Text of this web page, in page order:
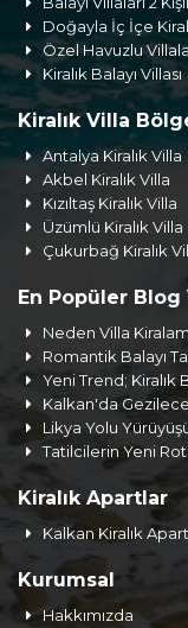
Doğayla İç İçe
Özel Havuzlu
Kiralık Balayı Villası
Kiralık Villa
Antalya Kiralık Villa
Akbel Kiralık Villa
Kızıltaş Kiralık Villa
Üzümlü Kiralık Villa
Çukurbağ Kiralık
En Popüler Blog
Neden Villa
Romantik Balayı
Yeni Trend; Kiralık
Kalkan'da
Likya Yolu
Tatilcilerin Yeni
Kiralık Apartlar
Kalkan Kiralık Apart
Kurumsal
Hakkımızda